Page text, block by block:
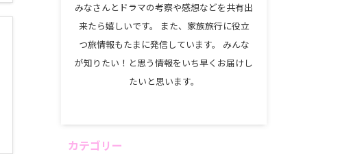
みなさんとドラマの考察や感想などを共有出
来たら嬉しいです。 また、家族旅行に役立
つ旅情報もたまに発信しています。 みんな
が知りたい！と思う情報をいち早くお届けし
たいと思います。
カテゴリー